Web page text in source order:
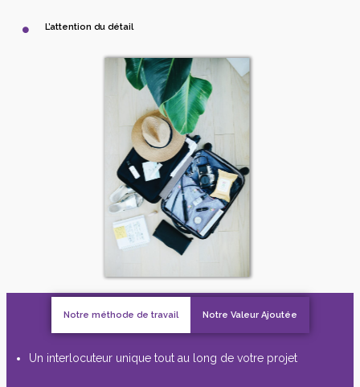
L’attention du détail
Notre méthode de travail Notre Valeur Ajoutée
Un interlocuteur unique tout au long de votre projet